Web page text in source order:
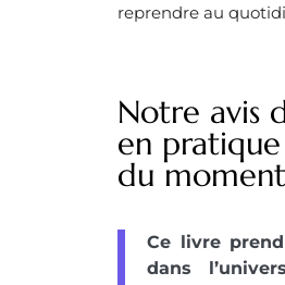
reprendre au
Notre avis
en
du
Ce livre
dans